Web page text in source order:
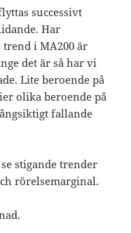
successivt
Har
i MA200 är
det är så har vi
Lite beroende på
olika beroende på
fallande
stigande trender
rörelsemarginal.